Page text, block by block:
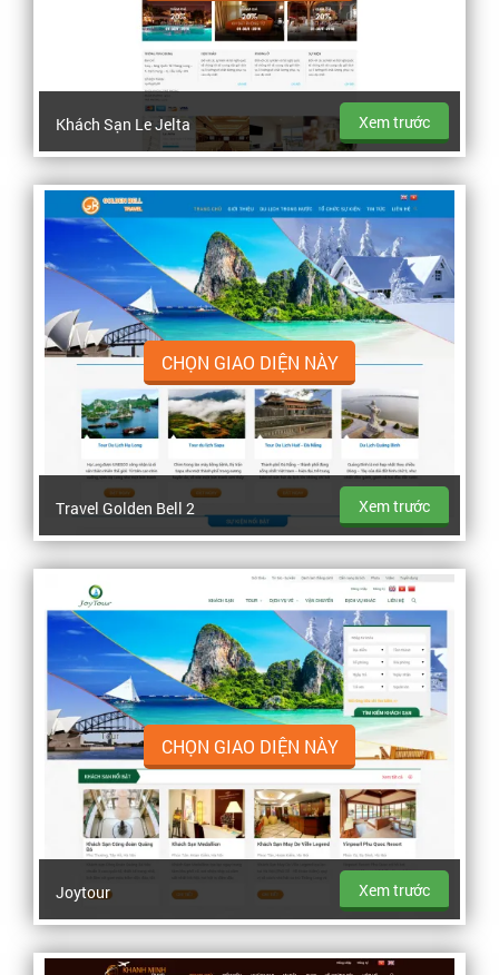
Khách Sạn Le Jelta Xem trước
CHỌN GIAO DIỆN NÀY
Travel Golden Bell 2 Xem trước
CHỌN GIAO DIỆN NÀY
Joytour Xem trước